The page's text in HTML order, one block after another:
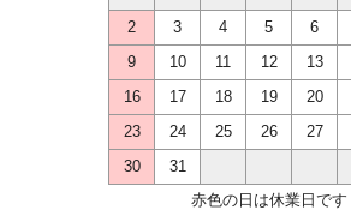
2
3 4 5 6
9
10 11 12 13
16
17 18 19 20
23
24 25 26 27
30
31
赤色の日は休業日です